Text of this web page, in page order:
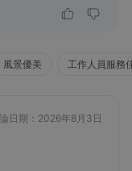
風景優美 工作人員服務
日期：2026年8月3日